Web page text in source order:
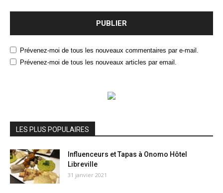
Prévenez-moi de tous les nouveaux commentaires par e-mail.
Prévenez-moi de tous les nouveaux articles par email.
LES PLUS POPULAIRES
Influenceurs et Tapas à Onomo Hôtel
Libreville
31 janvier 2021